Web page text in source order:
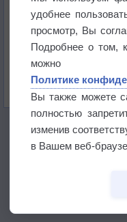
не выпадал
Лето
Погода в
удобнее
просмотр, Вы
Подробнее о том,
можно
Политике
Вы также можете
полностью
изменив
в Вашем веб-